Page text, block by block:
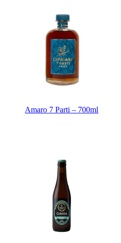
Amaro 7 Parti – 700ml